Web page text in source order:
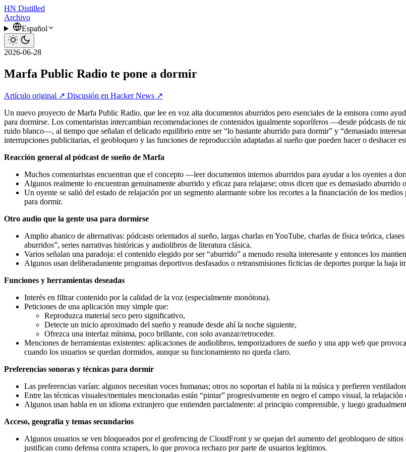
HN Distilled
Archivo
Español
2026-06-28
Marfa Public Radio te pone a dormir
Artículo original ↗ Discusión en Hacker News ↗
Un nuevo proyecto de Marfa Public Radio, que lee en voz alta documentos aburridos pero esenciales de la emisora como
para dormirse. Los comentaristas intercambian recomendaciones de contenidos igualmente soporíferos —desde pódcasts de
ruido blanco—, al tiempo que señalan el delicado equilibrio entre ser “lo bastante aburrido para dormir” y “demasiado
interrupciones publicitarias, el geobloqueo y las funciones de reproducción adaptadas al sueño que pueden hacer o deshacer
Reacción general al pódcast de sueño de Marfa
Muchos comentaristas encuentran que el concepto —leer documentos internos aburridos para ayudar a los oyentes a
Algunos realmente lo encuentran genuinamente aburrido y eficaz para relajarse; otros dicen que es demasiado
Un oyente se salió del estado de relajación por un segmento alarmante sobre los recortes a la financiación de los
para dormir.
Otro audio que la gente usa para dormirse
Amplio abanico de alternativas: pódcasts orientados al sueño, largas charlas en YouTube, charlas de física teórica,
aburridos”, series narrativas históricas y audiolibros de literatura clásica.
Varios señalan una paradoja: el contenido elegido por ser “aburrido” a menudo resulta interesante y entonces los
Algunos usan deliberadamente programas deportivos desfasados o retransmisiones ficticias de deportes porque la
Funciones y herramientas deseadas
Interés en filtrar contenido por la calidad de la voz (especialmente monótona).
Peticiones de una aplicación muy simple que:
Reproduzca material seco pero significativo,
Detecte un inicio aproximado del sueño y reanude desde ahí la noche siguiente,
Ofrezca una interfaz mínima, poco brillante, con solo avanzar/retroceder.
Menciones de herramientas existentes: aplicaciones de audiolibros, temporizadores de sueño y una app web que
cuando los usuarios se quedan dormidos, aunque su funcionamiento no queda claro.
Preferencias sonoras y técnicas para dormir
Las preferencias varían: algunos necesitan voces humanas; otros no soportan el habla ni la música y prefieren
Entre las técnicas visuales/mentales mencionadas están “pintar” progresivamente en negro el campo visual, la
Algunos usan habla en un idioma extranjero que entienden parcialmente: al principio comprensible, y luego
Acceso, geografía y temas secundarios
Algunos usuarios se ven bloqueados por el geofencing de CloudFront y se quejan del aumento del geobloqueo de
justifican como defensa contra scrapers, lo que provoca rechazo por parte de usuarios legítimos.